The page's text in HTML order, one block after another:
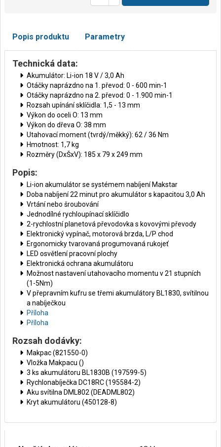
Popis produktu Parametry
Technická data:
Akumulátor: Li-ion 18 V / 3,0 Ah
Otáčky naprázdno na 1. převod: 0 - 600 min-1
Otáčky naprázdno na 2. převod: 0 - 1.900 min-1
Rozsah upínání sklíčidla: 1,5 - 13 mm
Výkon do oceli O: 13 mm
Výkon do dřeva O: 38 mm
Utahovací moment (tvrdý/měkký): 62 / 36 Nm
Hmotnost: 1,7 kg
Rozměry (DxŠxV): 185 x 79 x 249 mm
Popis:
Li-ion akumulátor se systémem nabíjení Makstar
Doba nabíjení 22 minut pro akumulátor s kapacitou 3,0 Ah
Vrtání nebo šroubování
Jednodílné rychloupínací sklíčidlo
2-rychlostní planetová převodovka s kovovými převody
Elektronický vypínač, motorová brzda, L/P chod
Ergonomicky tvarovaná progumovaná rukojeť
LED osvětlení pracovní plochy
Elektronická ochrana akumulátoru
Možnost nastavení utahovacího momentu v 21 stupních
(1-5Nm)
V přepravním kufru se třemi akumulátory BL1830, svítilnou
a nabíječkou
Příloha
Příloha
Rozsah dodávky:
Makpac (821550-0)
Vložka Makpacu ()
3 ks akumulátoru BL1830B (197599-5)
Rychlonabíječka DC18RC (195584-2)
Aku svítilna DML802 (DEADML802)
Kryt akumulátoru (450128-8)